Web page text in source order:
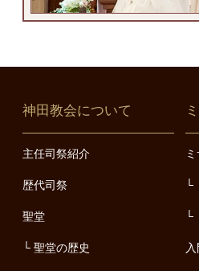
神田教会について
主任司祭紹介
歴代司祭
聖堂
聖堂の歴史